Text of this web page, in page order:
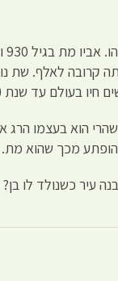
קרובה לאלף. שת
הוא בעצמו הרג
מכך שהוא מת.
עיר כשנולד לו בן?